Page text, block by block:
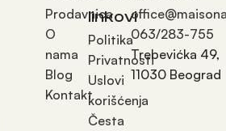
Prodavnica
O
nama
Blog
Kontakt
linkovi
Politika
Privatnosti
Uslovi
korišćenja
Česta
063/283-755
Trebevićka 49,
11030 Beograd